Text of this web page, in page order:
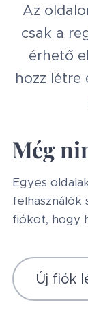
Az
csak a
érhető
hozz létre
Még
Egyes
felhasználók
fiókot, hogy
Új fiók